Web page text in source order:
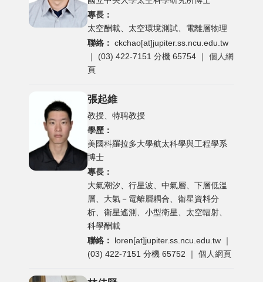
專長：
太空酬載、太空環境測試、電離層物理
聯絡： ckchao[at]jupiter.ss.ncu.edu.tw
｜ (03) 422-7151 分機 65754 ｜ 個人網
頁
張起維
教授、特聘教授
學歷：
美國科羅拉多大學航太科學與工程學系
博士
專長：
大氣潮汐、行星波、中氣層、下層低溫
層、大氣－電離層耦合、衛星資料分
析、衛星遙測、小型衛星、太空輻射、
科學酬載
聯絡：
loren[at]jupiter.ss.ncu.edu.tw ｜
(03) 422-7151 分機 65752 ｜ 個人網頁